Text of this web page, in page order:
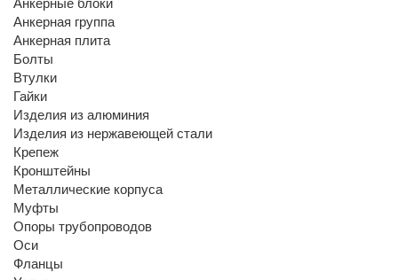
Анкерная группа
Анкерная плита
Болты
Втулки
Гайки
Изделия из алюминия
Изделия из нержавеющей стали
Крепеж
Кронштейны
Металлические корпуса
Муфты
Опоры трубопроводов
Оси
Фланцы